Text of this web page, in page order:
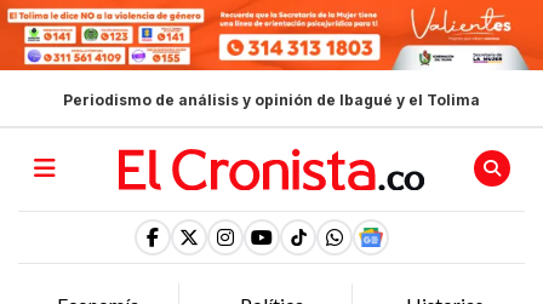
Periodismo de análisis y opinión de Ibagué y el Tolima